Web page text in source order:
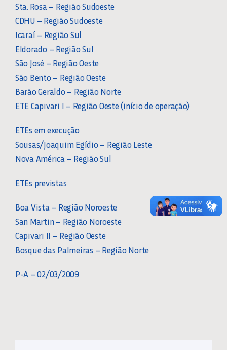
Sta. Rosa – Região Sudoeste
CDHU – Região Sudoeste
Icaraí – Região Sul
Eldorado – Região Sul
São José – Região Oeste
São Bento – Região Oeste
Barão Geraldo – Região Norte
ETE Capivari I – Região Oeste (início de operação)
ETEs em execução
Sousas/Joaquim Egídio – Região Leste
Nova América – Região Sul
ETEs previstas
Boa Vista – Região Noroeste
San Martin – Região Noroeste
Capivari II – Região Oeste
Bosque das Palmeiras – Região Norte
P-A – 02/03/2009